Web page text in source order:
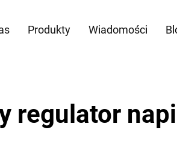
Produkty Wiadomości
regulator